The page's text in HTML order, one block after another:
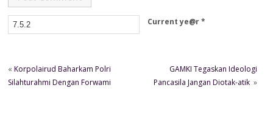
Current ye@r*
«Korpolairud Baharkam Polri
Silahturahmi Dengan Forwami
GAMKI Tegaskan Ideologi
Pancasila Jangan Diotak-atik »